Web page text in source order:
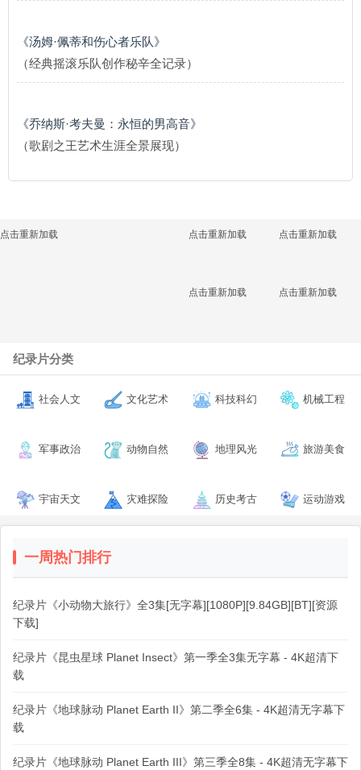
《汤姆·佩蒂和伤心者乐队》
（经典摇滚乐队创作秘辛全记录）
《乔纳斯·考夫曼：永恒的男高音》
（歌剧之王艺术生涯全景展现）
点击重新加载 点击重新加载 点击重新加载
点击重新加载 点击重新加载
纪录片分类
社会人文 文化艺术 科技科幻 机械工程
军事政治 动物自然 地理风光 旅游美食
宇宙天文 灾难探险 历史考古 运动游戏
一周热门排行
纪录片《小动物大旅行》全3集[无字幕][1080P][9.84GB][BT][资源
下载]
纪录片《昆虫星球 Planet Insect》第一季全3集无字幕 - 4K超清下
载
纪录片《地球脉动 Planet Earth II》第二季全6集 - 4K超清无字幕下
载
纪录片《地球脉动 Planet Earth III》第三季全8集 - 4K超清无字幕下